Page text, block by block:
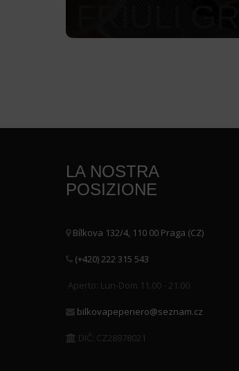
LA NOSTRA
POSIZIONE
Bílkova 132/4, 110 00 Praga (CZ)
(+420) 222 315 543
Aperto: Lun-Dom 11.00 - 21.00
bilkovapepenero@seznam.cz
DIČ: CZ28978021